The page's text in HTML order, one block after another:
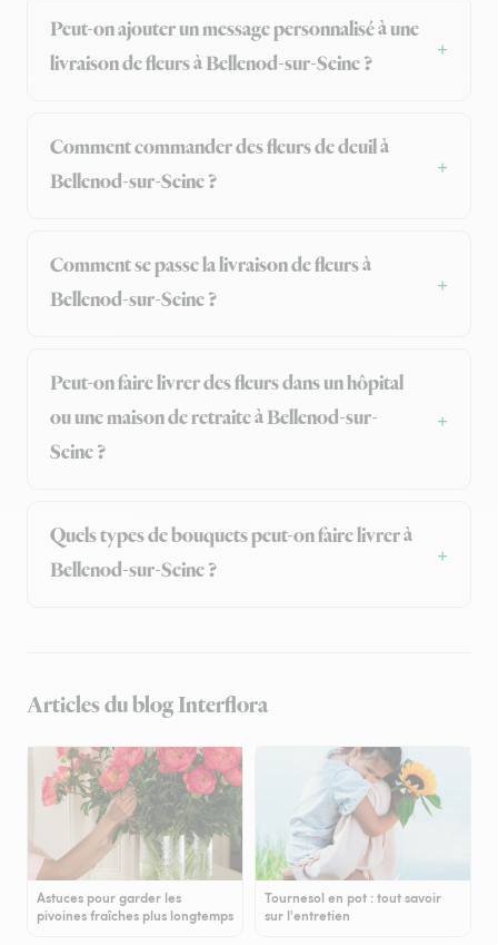
Peut-on ajouter un message personnalisé à une
livraison de fleurs à Bellenod-sur-Seine ?
Comment commander des fleurs de deuil à
Bellenod-sur-Seine ?
Comment se passe la livraison de fleurs à
Bellenod-sur-Seine ?
Peut-on faire livrer des fleurs dans un hôpital
ou une maison de retraite à Bellenod-sur-
Seine ?
Quels types de bouquets peut-on faire livrer à
Bellenod-sur-Seine ?
Articles du blog Interflora
Astuces pour garder les
pivoines fraîches plus longtemps
Tournesol en pot : tout savoir
sur l'entretien